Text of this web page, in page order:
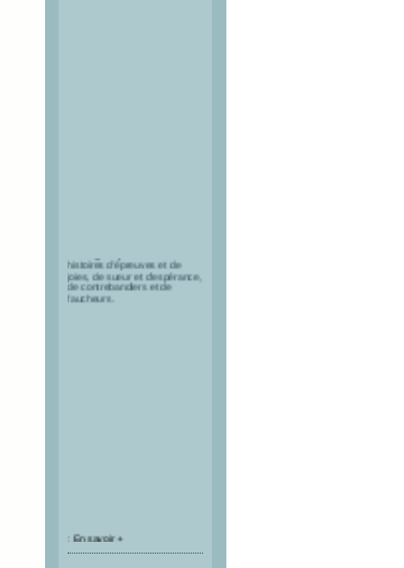
histoires d’épreuves et de
joies, de sueur et d’espérance,
de contrebandiers et de
faucheurs.